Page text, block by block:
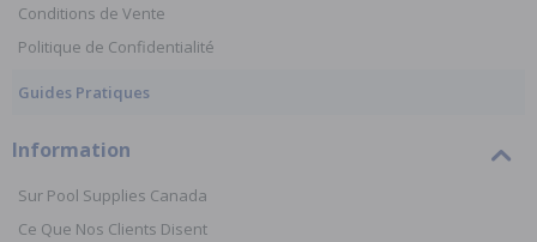
Conditions de Vente
Politique de Confidentialité
Guides Pratiques
Information
Sur Pool Supplies Canada
Ce Que Nos Clients Disent